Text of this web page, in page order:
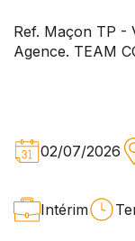
Ref. Maçon TP -
Agence. TEAM
02/07/2026
Intérim